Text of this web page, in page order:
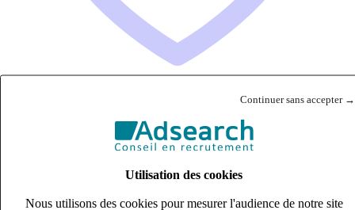
Continuer sans accepter →
Utilisation des cookies
Nous utilisons des cookies pour mesurer l'audience de notre site
Collaborateur comptable confirmé(e) (H/F)
Thionville, Moselle (57000)
Publié le 08/08/2026